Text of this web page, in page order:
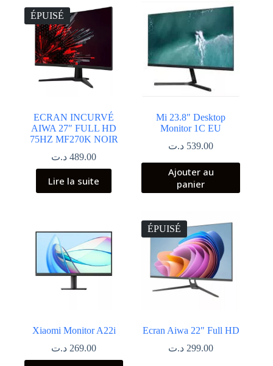
ÉPUISÉ
ECRAN INCURVÉ
AIWA 27″ FULL HD
75HZ MF270K NOIR
489.00 د.ت
Lire la suite
Mi 23.8″ Desktop
Monitor 1C EU
539.00 د.ت
Ajouter au
panier
Xiaomi Monitor A22i
269.00 د.ت
ÉPUISÉ
Ecran Aiwa 22″ Full HD
299.00 د.ت